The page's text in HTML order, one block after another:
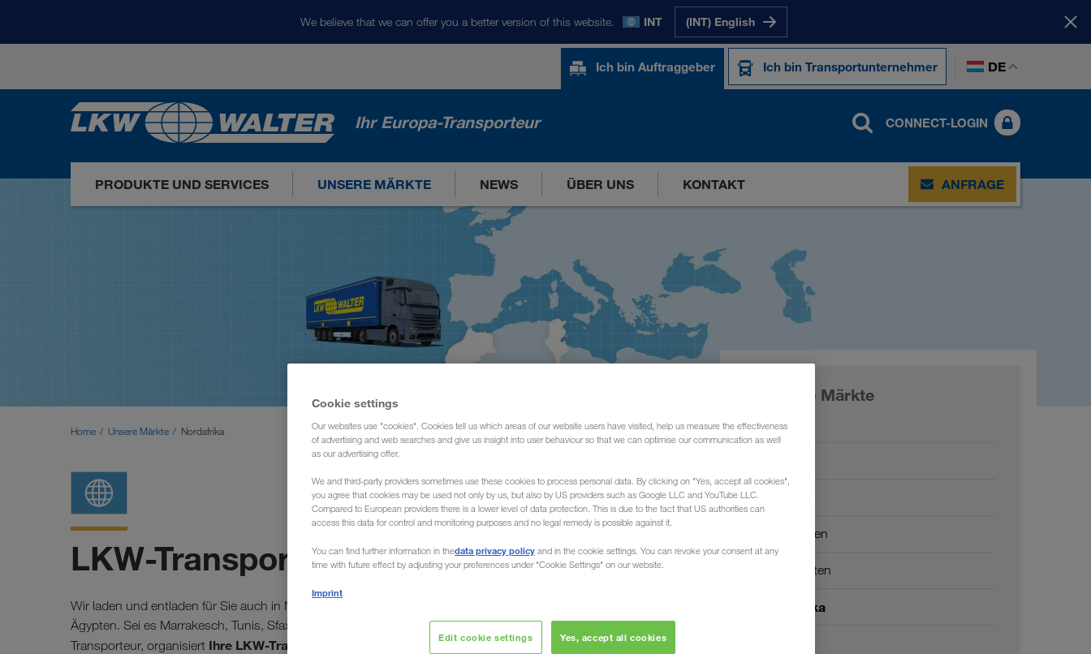
We believe that we can offer you a better version of this website. INT (INT) English
Ich bin Auftraggeber Ich bin Transportunternehmer DE
Ihr Europa-Transporteur CONNECT-LOGIN
PRODUKTE UND SERVICES UNSERE MÄRKTE NEWS ÜBER UNS KONTAKT ANFRAGE
Home Unsere Märkte Nordafrika
LKW-Transporte von / nach Nordafrika
Wir laden und entladen für Sie auch in Nordafrika. Unsere Schwerpunkte liegen hier in Marokko, Tunesien und
Ägypten. Sei es Marrakesch, Tunis, Sfax, Kairouan oder Kairo.
Die Spedition LKW WALTER, Ihr Europa-
Transporteur, organisiert Ihre LKW-Transporte (Komplettladungen) von ganz Nordafrika in alle Länder
Unsere Märkte
Europa
Zentralasien
Naher Osten
Nordafrika
Cookie settings
Our websites use "cookies". Cookies tell us which areas of our website users have visited, help us measure the effectiveness
of advertising and web searches and give us insight into user behaviour so that we can optimise our communication as well
as our advertising offer.
We and third-party providers sometimes use these cookies to process personal data. By clicking on "Yes, accept all cookies",
you agree that cookies may be used not only by us, but also by US providers such as Google LLC and YouTube LLC.
Compared to European providers there is a lower level of data protection. This is due to the fact that US authorities can
access this data for control and monitoring purposes and no legal remedy is possible against it.
You can find further information in thedata privacy policy and in the cookie settings. You can revoke your consent at any
time with future effect by adjusting your preferences under "Cookie Settings" on our website.
Imprint
Edit cookie settings Yes, accept all cookies